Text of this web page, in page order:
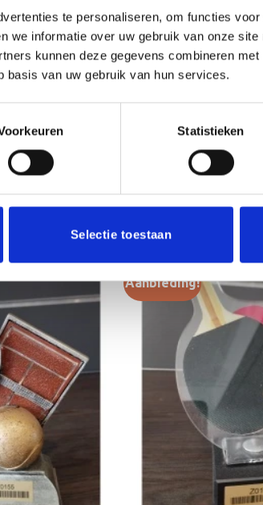
te personaliseren, om functies
we informatie over uw gebruik van onze
kunnen deze gegevens combineren
basis van uw gebruik van hun services.
Statistieken
Selectie toestaan
3 regels
30 leestekens
16 cm, 19 cm, 21 cm, 24 cm, 27 cm,
verlanglijst
Aanbieding!